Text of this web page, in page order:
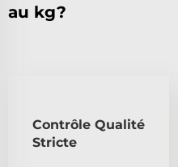
au kg?
Contrôle Qualité
Stricte